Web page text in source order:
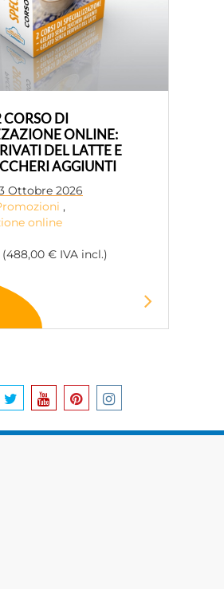
DI
ONLINE:
​​DEL LATTE E
AGGIUNTI
Ottobre 2026
,
online
€ IVA incl.)